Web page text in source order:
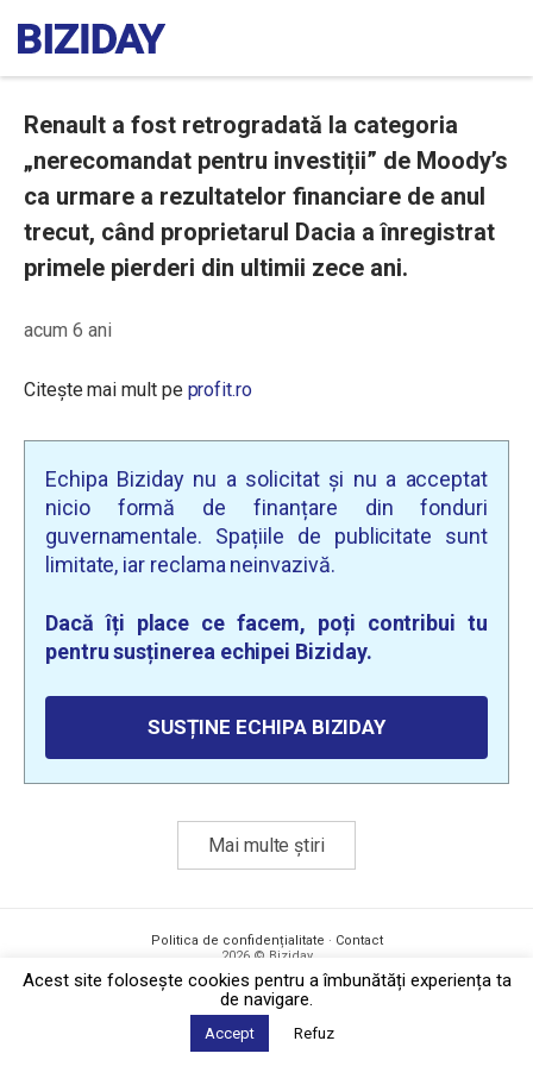
Renault a fost retrogradată la categoria
„nerecomandat pentru investiții” de Moody’s
ca urmare a rezultatelor financiare de anul
trecut, când proprietarul Dacia a înregistrat
primele pierderi din ultimii zece ani.
acum 6 ani
Citește mai mult pe profit.ro
Echipa Biziday nu a solicitat și nu a acceptat
nicio formă de finanțare din fonduri
guvernamentale. Spațiile de publicitate sunt
limitate, iar reclama neinvazivă.
Dacă îți place ce facem, poți contribui tu
pentru susținerea echipei Biziday.
SUSȚINE ECHIPA BIZIDAY
Mai multe știri
Politica de confidențialitate · Contact
2026 © Biziday
Acest site foloseşte cookies pentru a îmbunătăți experiența ta
de navigare.
Accept Refuz